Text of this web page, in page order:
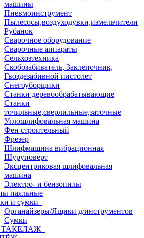
машины
Пневмоинструмент
Пылесосы,воздуходувки,измельчители
Рубанок
Сварочное оборудование
Сварочные аппараты
Сельхозтехника
Скобозабиватель, Заклепочник,
Гвоздезабивной пистолет
Снегоуборщики
Станки деревообрабатывающие
Станки
точильные,сверлильные,заточные
Углошлифовальная машина
Фен строительный
Фрезер
Шлифмашина вибрационная
Шуруповерт
Эксцентриковая шлифовальная
машина
Электро- и бензопилы
паяльные
и сумки
Органайзеры/Ящики д/инструментов
Сумки
ТАКЕЛАЖ